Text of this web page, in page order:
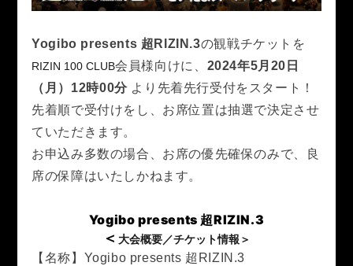
RIZIN.50 RIZIN DECADE【 雷神番外地 / RIZIN.49 】
RIZIN.48 RIZIN.47 RIZIN.46 RIZIN.45
RIZIN.44 RIZIN.43 RIZIN.42 RIZIN.41
RIZIN.40 RIZIN.39
RIZIN.36 RIZIN.35 RIZIN.34
RIZIN.27 RIZIN.26 RIZIN.25
Yogibo presents 超RIZIN.3の観戦チケットを
RIZIN 100 CLUB会員様向けに、 2024年5月20日
（月） 12時00分 より先着先行受付をスタート！
先着順で受付けをし、お席位置は抽選で決定させ
ていただきます。
お申込み多数の場合、お席の優先確保のみで、良
席の保障はいたしかねます。
Yogibo presents 超RIZIN.3
＜ 大会概要／チケット情報＞
【名称】Yogibo presents 超RIZIN.3